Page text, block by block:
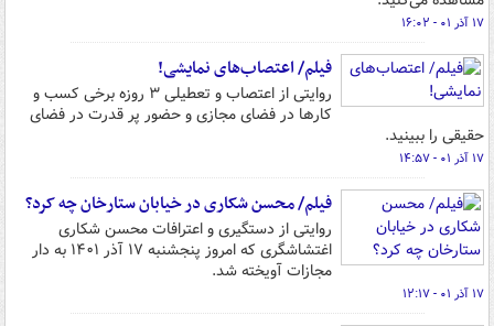
۱۷ آذر ۰۱ - ۱۶:۰۲
فیلم/ اعتصاب‌های نمایشی!
روایتی از اعتصاب و تعطیلی ۳ روزه برخی کسب و
کارها در فضای مجازی و حضور پر قدرت در فضای
حقیقی را ببینید.
۱۷ آذر ۰۱ - ۱۴:۵۷
فیلم/ محسن شکاری در خیابان ستارخان چه کرد؟
روایتی از دستگیری و اعترافات محسن شکاری
اغتشاشگری که امروز پنجشنبه ۱۷ آذر ۱۴۰۱ به دار
مجازات آویخته شد.
۱۷ آذر ۰۱ - ۱۲:۱۷